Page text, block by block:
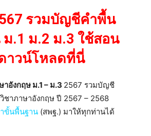
รวมบัญชีคําพื้น
.1 ม.2 ม.3 ใช้สอน
าวน์โหลดที่นี่
อังกฤษ ม.1 – ม.3 2567 รวมบัญชี
ชาภาษาอังกฤษ ปี 2567 – 2568
ขั้นพื้นฐาน (สพฐ.) มาให้ทุกท่านได้